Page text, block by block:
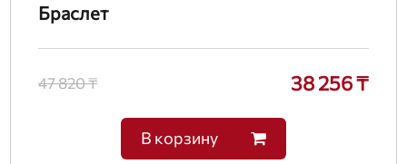
Браслет
47 820 ₸ 38 256 ₸
В корзину